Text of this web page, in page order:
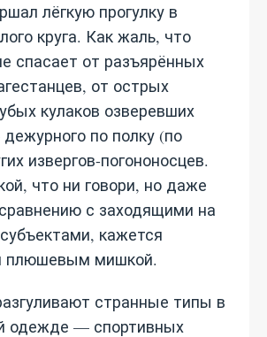
лёгкую прогулку в
круга. Как жаль, что
спасает от разъярённых
от острых
кулаков озверевших
по полку (по
извергов-погононосцев.
что ни говори, но даже
с заходящими на
кажется
плюшевым мишкой.
странные типы в
одежде — спортивных